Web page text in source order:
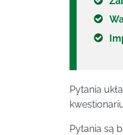
Pytania
Pytania są